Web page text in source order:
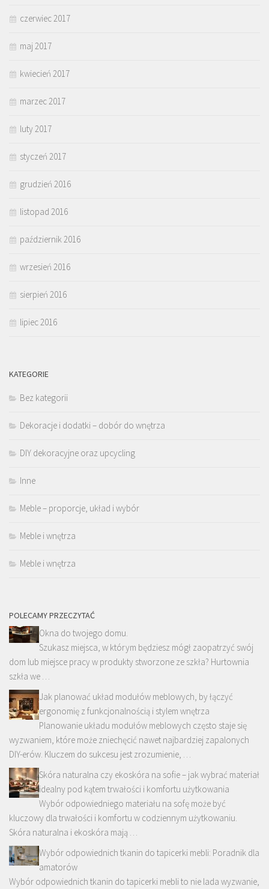
czerwiec 2017
maj 2017
kwiecień 2017
marzec 2017
luty 2017
styczeń 2017
grudzień 2016
listopad 2016
październik 2016
wrzesień 2016
sierpień 2016
lipiec 2016
KATEGORIE
Bez kategorii
Dekoracje i dodatki – dobór do wnętrza
DIY dekoracyjne oraz upcycling
Inne
Meble – proporcje, układ i wybór
Meble i wnętrza
Meble i wnętrza
POLECAMY PRZECZYTAĆ
Okna do twojego domu.
Szukasz miejsca, w którym będziesz mógł zaopatrzyć swój
dom lub miejsce pracy w produkty stworzone ze szkła? Hurtownia
szkła we …
Jak planować układ modułów meblowych, by łączyć
ergonomię z funkcjonalnością i stylem wnętrza
Planowanie układu modułów meblowych często staje się
wyzwaniem, które może zniechęcić nawet najbardziej zapalonych
DIY-erów. Kluczem do sukcesu jest zrozumienie, …
Skóra naturalna czy ekoskóra na sofie – jak wybrać materiał
idealny pod kątem trwałości i komfortu użytkowania
Wybór odpowiedniego materiału na sofę może być
kluczowy dla trwałości i komfortu w codziennym użytkowaniu.
Skóra naturalna i ekoskóra mają …
Wybór odpowiednich tkanin do tapicerki mebli: Poradnik dla
amatorów
Wybór odpowiednich tkanin do tapicerki mebli to nie lada wyzwanie,